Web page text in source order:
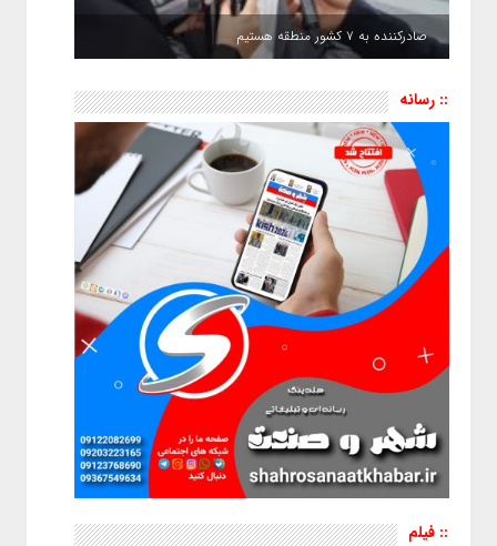
صادرکننده به ۷ کشور منطقه هستیم
:: رسانه
:: فیلم